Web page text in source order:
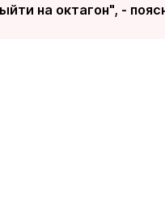
на октагон", -